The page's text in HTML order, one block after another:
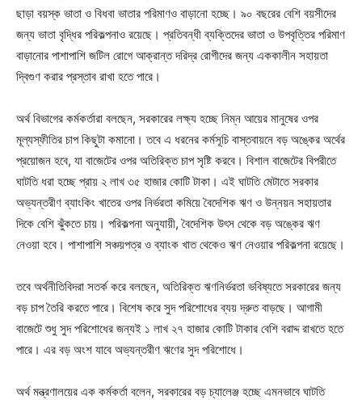
ছাড়া বয়স্ক ভাতা ও বিধবা ভাতার পরিমাণও বাড়ানো হচ্ছে। ৯০ বছরের বেশি বয়সীদের
জন্য ভাতা বৃদ্ধির পরিকল্পনাও রয়েছে। প্রতিবন্ধী ব্যক্তিদের ভাতা ও উপবৃত্তির পরিমাণ
বাড়ানোর পাশাপাশি জটিল রোগে আক্রান্ত দরিদ্র রোগীদের জন্য এককালীন সহায়তা
দ্বিগুণ করার প্রস্তাব রাখা হতে পারে।
অর্থ বিভাগের কর্মকর্তারা বলছেন, সরকারের লক্ষ্য হচ্ছে নিম্ন আয়ের মানুষের ওপর
মূল্যস্ফীতির চাপ কিছুটা কমানো। তবে এ ধরনের কর্মসূচি বাস্তবায়নে বড় অঙ্কের অর্থের
প্রয়োজন হবে, যা বাজেটের ওপর অতিরিক্ত চাপ সৃষ্টি করবে। বিশাল বাজেটের বিপরীতে
ঘাটতি ধরা হচ্ছে প্রায় ২ লাখ ৩৫ হাজার কোটি টাকা। এই ঘাটতি মেটাতে সরকার
অভ্যন্তরীণ ব্যাংকিং খাতের ওপর নির্ভরতা কমিয়ে বৈদেশিক ঋণ ও উন্নয়ন সহায়তার
দিকে বেশি ঝুঁকতে চায়। পরিকল্পনা অনুযায়ী, বৈদেশিক উৎস থেকে বড় অঙ্কের ঋণ
নেওয়া হবে। পাশাপাশি সঞ্চয়পত্র ও ব্যাংক খাত থেকেও ঋণ নেওয়ার পরিকল্পনা রয়েছে।
তবে অর্থনীতিবিদরা সতর্ক করে বলছেন, অতিরিক্ত ঋণনির্ভরতা ভবিষ্যতে সরকারের জন্য
বড় চাপ তৈরি করতে পারে। বিশেষ করে সুদ পরিশোধের ব্যয় দ্রুত বাড়ছে। আগামী
বাজেটে শুধু সুদ পরিশোধের জন্যই ১ লাখ ২৭ হাজার কোটি টাকার বেশি বরাদ্দ রাখতে হতে
পারে। এর বড় অংশ যাবে অভ্যন্তরীণ ঋণের সুদ পরিশোধে।
অর্থ মন্ত্রণালয়ের এক কর্মকর্তা বলেন, সরকারের বড় চ্যালেঞ্জ হচ্ছে এমনভাবে ঘাটতি